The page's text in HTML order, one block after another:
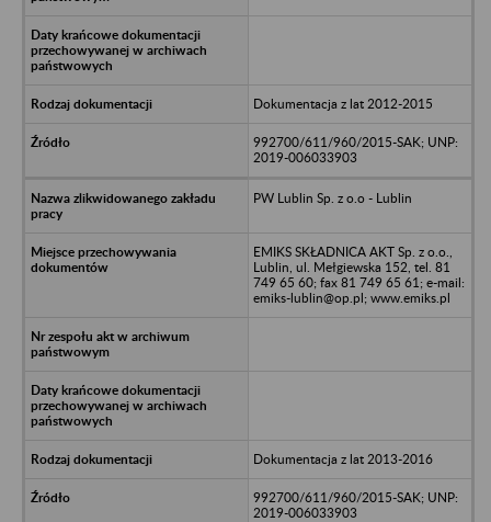
Dokumentacja z lat 2012-2015
992700/611/960/2015-SAK; UNP:
2019-006033903
PW Lublin Sp. z o.o - Lublin
EMIKS SKŁADNICA AKT Sp. z o.o.,
Lublin, ul. Mełgiewska 152, tel. 81
749 65 60; fax 81 749 65 61; e-mail:
emiks-lublin@op.pl; www.emiks.pl
Dokumentacja z lat 2013-2016
992700/611/960/2015-SAK; UNP:
2019-006033903